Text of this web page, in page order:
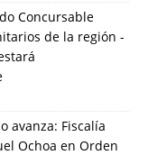
Concursable
de la región -
avanza: Fiscalía
Ochoa en Orden